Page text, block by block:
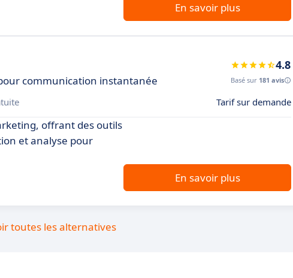
En savoir plus
communication instantanée
4.8
Basé sur 181 avis
Tarif sur demande
offrant des outils
et analyse pour
En savoir plus
toutes les alternatives